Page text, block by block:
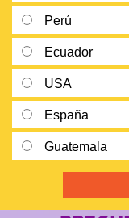
Perú
Ecuador
USA
España
Guatemala